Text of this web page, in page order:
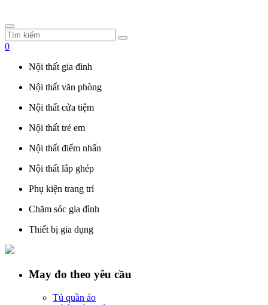
0
Nội thất gia đình
Nội thất văn phòng
Nội thất cửa tiệm
Nội thất trẻ em
Nội thất điểm nhấn
Nội thất lắp ghép
Phụ kiện trang trí
Chăm sóc gia đình
Thiết bị gia dụng
May đo theo yêu cầu
Tủ quần áo